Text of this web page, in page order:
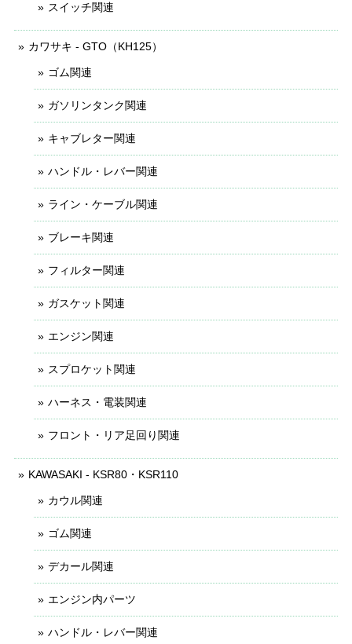
スイッチ関連
カワサキ - GTO（KH125）
ゴム関連
ガソリンタンク関連
キャブレター関連
ハンドル・レバー関連
ライン・ケーブル関連
ブレーキ関連
フィルター関連
ガスケット関連
エンジン関連
スプロケット関連
ハーネス・電装関連
フロント・リア足回り関連
KAWASAKI - KSR80・KSR110
カウル関連
ゴム関連
デカール関連
エンジン内パーツ
ハンドル・レバー関連